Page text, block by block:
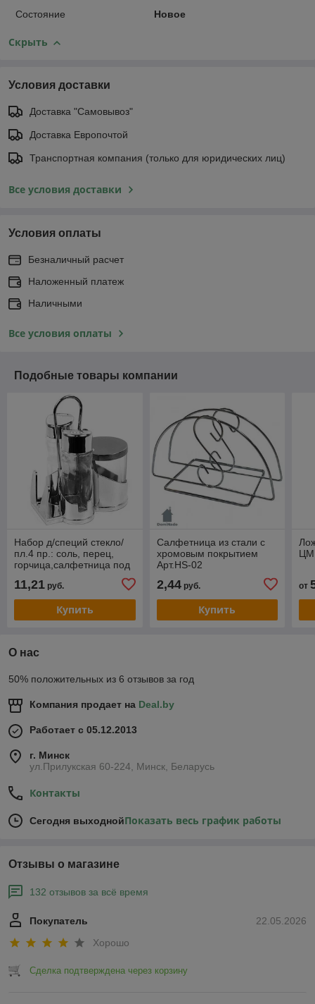
Состояние Новое
Скрыть
Условия доставки
Доставка "Самовывоз"
Доставка Европочтой
Транспортная компания (только для юридических лиц)
Все условия доставки
Условия оплаты
Безналичный расчет
Наложенный платеж
Наличными
Все условия оплаты
Подобные товары компании
Набор д/специй стекло/
пл.4 пр.: соль, перец,
горчица,салфетница под
11,21 руб.
Купить
Салфетница из стали с
хромовым покрытием
Арт.HS-02
2,44руб.
Купить
от
О нас
50% положительных из 6 отзывов за год
Компания продает на Deal.by
Работает с 05.12.2013
г. Минск
ул.Прилукская 60-224, Минск, Беларусь
Контакты
Сегодня выходнойПоказать весь график работы
Отзывы о магазине
132 отзывов за всё время
22.05.2026
Покупатель
Хорошо
Сделка подтверждена через корзину